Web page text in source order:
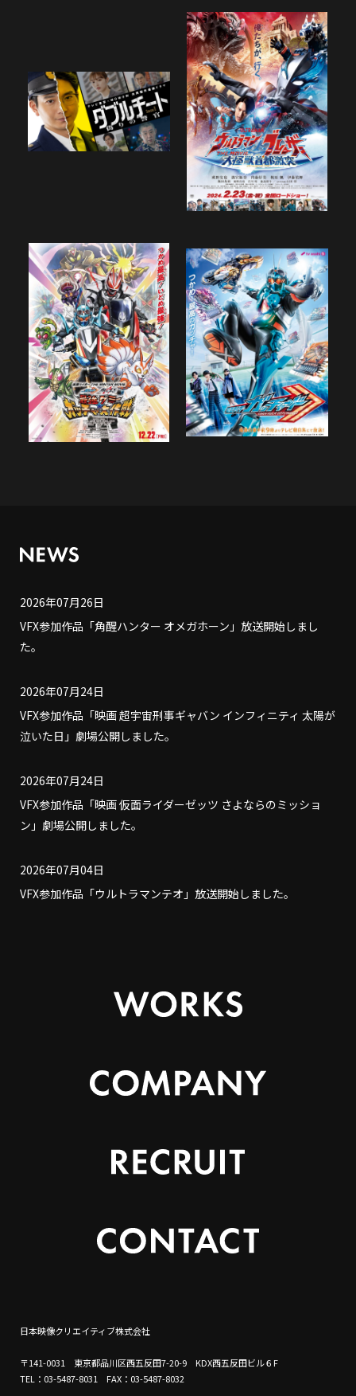
2026年07月26日
VFX参加作品「角醒ハンター オメガホーン」放送開始しまし
た。
2026年07月24日
VFX参加作品「映画 超宇宙刑事ギャバン インフィニティ 太陽が
泣いた日」劇場公開しました。
2026年07月24日
VFX参加作品「映画 仮面ライダーゼッツ さよならのミッショ
ン」劇場公開しました。
2026年07月04日
VFX参加作品「ウルトラマンテオ」放送開始しました。
日本映像クリエイティブ株式会社
〒141-0031 東京都品川区西五反田7-20-9 KDX西五反田ビル６F
TEL：03-5487-8031 FAX：03-5487-8032